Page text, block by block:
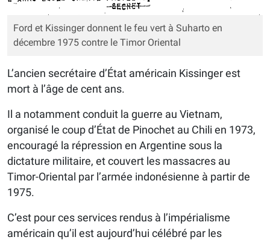
Ford et Kissinger donnent le feu vert à Suharto en
décembre 1975 contre le Timor Oriental
L’ancien secrétaire d’État américain Kissinger est
mort à l’âge de cent ans.
Il a notamment conduit la guerre au Vietnam,
organisé le coup d’État de Pinochet au Chili en 1973,
encouragé la répression en Argentine sous la
dictature militaire, et couvert les massacres au
Timor-Oriental par l’armée indonésienne à partir de
1975.
C’est pour ces services rendus à l’impérialisme
américain qu’il est aujourd’hui célébré par les